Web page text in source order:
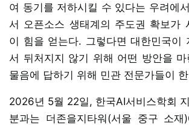
여 동기를 저하시킬 수 있다는 우려에
서 오픈소스 생태계의 주도권 확보가
이 힘을 얻는다. 그렇다면 대한민국이
서 뒤처지지 않기 위해 어떤 방안을 마
물음에 답하기 위해 민관 전문가들이
2026년 5월 22일, 한국AI서비스학회
분과는 더존을지타워(서울 중구 소재